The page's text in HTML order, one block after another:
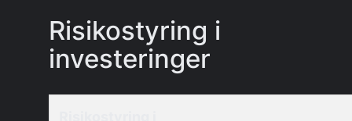
Risikostyring i
investeringer